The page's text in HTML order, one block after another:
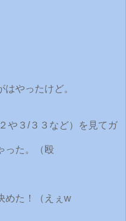
やったけど。
や３/３３など）を見てガ
った。（殴
めた！（えぇw